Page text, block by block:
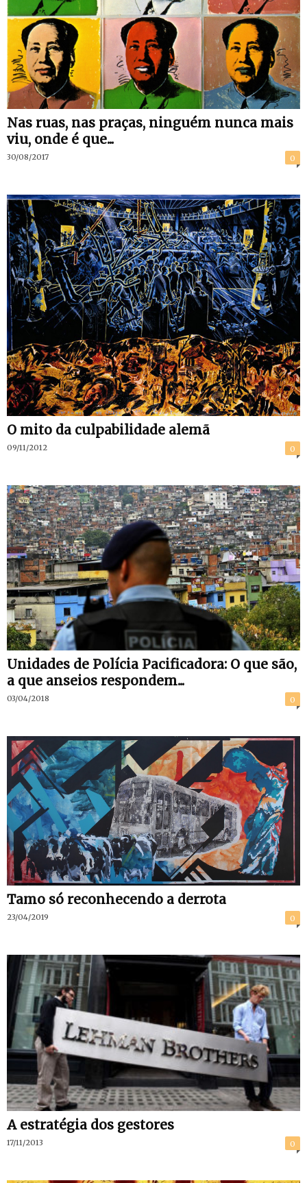
Nas ruas, nas praças, ninguém nunca mais
viu, onde é que...
30/08/2017 0
O mito da culpabilidade alemã
09/11/2012 0
Unidades de Polícia Pacificadora: O que são,
a que anseios respondem...
03/04/2018 0
Tamo só reconhecendo a derrota
23/04/2019 0
A estratégia dos gestores
17/11/2013 0